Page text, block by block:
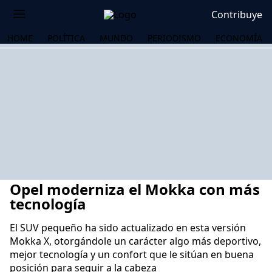
Contribuye
HOME POLÍTICA MUNDO PERIODISMO ECONOMÍA
Opel moderniza el Mokka con más
tecnología
El SUV pequeño ha sido actualizado en esta versión
Mokka X, otorgándole un carácter algo más deportivo,
mejor tecnología y un confort que le sitúan en buena
posición para seguir a la cabeza